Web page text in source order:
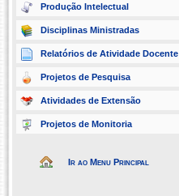
Produção Intelectual
Disciplinas Ministradas
Relatórios de Atividade Docente
Projetos de Pesquisa
Atividades de Extensão
Projetos de Monitoria
Ir ao Menu Principal